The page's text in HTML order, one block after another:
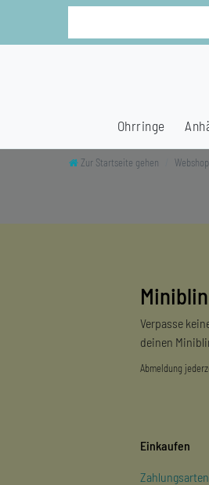
Ohrringe
Zur Startseite gehen Webshop
Verpasse
deinen
Abmeldung
Einkaufen
Zahlungsarten